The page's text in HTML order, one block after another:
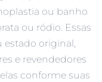
ou banho
ou ródio. Essas
estado original,
e revendedores
conforme suas